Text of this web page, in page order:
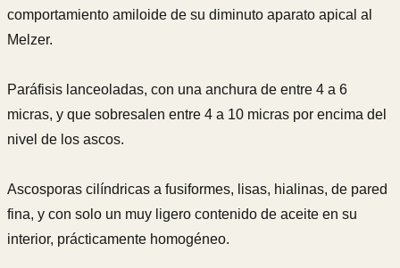
comportamiento amiloide de su diminuto aparato apical al
Melzer.
Paráfisis lanceoladas, con una anchura de entre 4 a 6
micras, y que sobresalen entre 4 a 10 micras por encima del
nivel de los ascos.
Ascosporas cilíndricas a fusiformes, lisas, hialinas, de pared
fina, y con solo un muy ligero contenido de aceite en su
interior, prácticamente homogéneo.